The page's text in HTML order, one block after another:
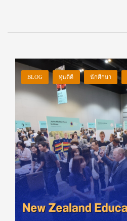
BLOG ทุนดีดี นักศึกษา